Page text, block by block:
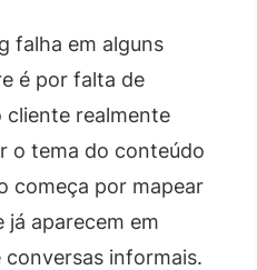
falha em alguns
é por falta de
cliente realmente
o tema do conteúdo
começa por mapear
já aparecem em
informais.